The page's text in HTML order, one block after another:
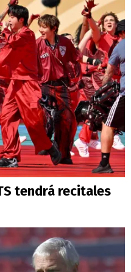
tendrá recitales